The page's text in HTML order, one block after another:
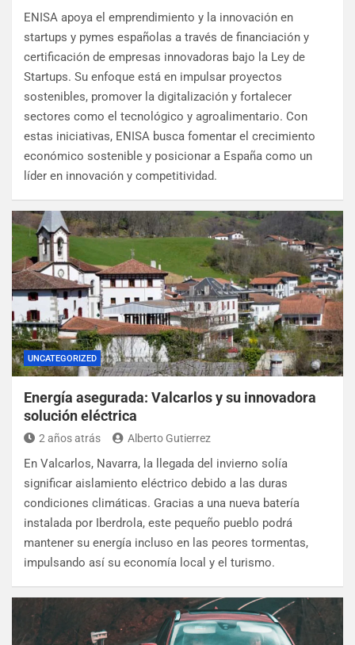
ENISA apoya el emprendimiento y la innovación en
startups y pymes españolas a través de financiación y
certificación de empresas innovadoras bajo la Ley de
Startups. Su enfoque está en impulsar proyectos
sostenibles, promover la digitalización y fortalecer
sectores como el tecnológico y agroalimentario. Con
estas iniciativas, ENISA busca fomentar el crecimiento
económico sostenible y posicionar a España como un
líder en innovación y competitividad.
UNCATEGORIZED
Energía asegurada: Valcarlos y su innovadora
solución eléctrica
2 años atrás Alberto Gutierrez
En Valcarlos, Navarra, la llegada del invierno solía
significar aislamiento eléctrico debido a las duras
condiciones climáticas. Gracias a una nueva batería
instalada por Iberdrola, este pequeño pueblo podrá
mantener su energía incluso en las peores tormentas,
impulsando así su economía local y el turismo.